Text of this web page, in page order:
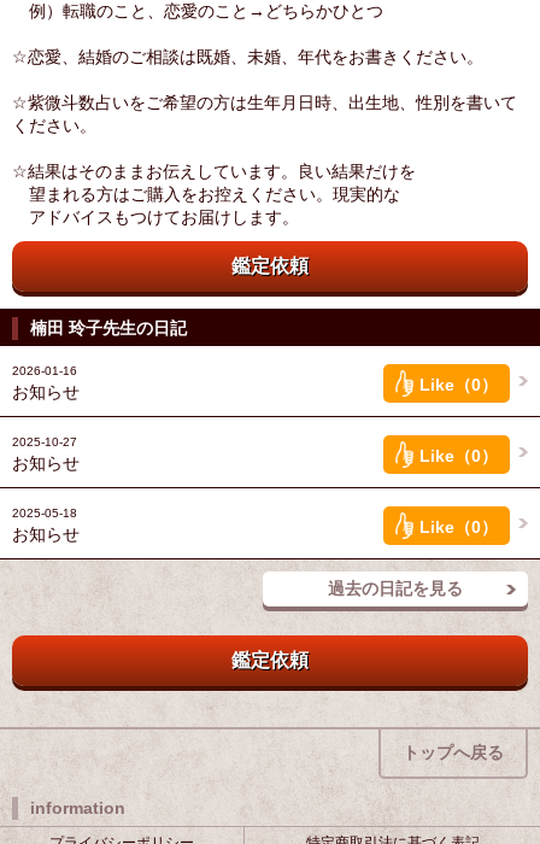
例）転職のこと、恋愛のこと→どちらかひとつ
☆恋愛、結婚のご相談は既婚、未婚、年代をお書きください。
☆紫微斗数占いをご希望の方は生年月日時、出生地、性別を書いて
ください。
☆結果はそのままお伝えしています。良い結果だけを
望まれる方はご購入をお控えください。現実的な
アドバイスもつけてお届けします。
鑑定依頼
楠田 玲子先生の日記
Like（0）
2026-01-16
お知らせ
Like（0）
2025-10-27
お知らせ
Like（0）
2025-05-18
お知らせ
過去の日記を見る
鑑定依頼
トップへ戻る
information